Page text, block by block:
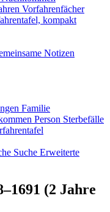
Vorfahrenfächer
kompakt
Notizen
Familie
Person Sterbefälle
Suche Erweiterte
–1691 (2 Jahre